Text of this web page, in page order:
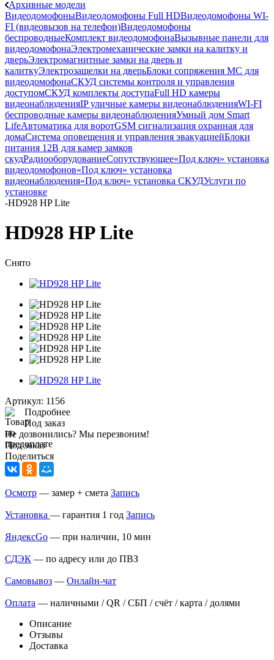
Архивные модели
ВидеодомофоныВидеодомофоны Full HDВидеодомофоны WI-
FI (видеовызов на телефон)Видеодомофоны
беспроводныеКомплект видеодомофонаВызывные панели для
видеодомофонаЭлектромеханические замки на калитку и
дверьЭлектромагнитные замки на дверь и
калиткуЭлектрозащелки на дверьБлоки сопряжения МС для
видеодомофонаСКУД системы контроля и управления
доступомСКУД комплекты доступаFull HD камеры
видеонаблюденияIP уличные камеры видеонаблюденияWI-FI
беспроводные камеры видеонаблюденияУмный дом Smart
LifeАвтоматика для воротGSM сигнализация охранная для
домаCистема оповещения и управления эвакуациейБлоки
питания 12В для камер замков
скудРадиооборудованиеСопутствующее«Под ключ» установка
видеодомофонов«Под ключ» установка
видеонаблюдения«Под ключ» установка СКУДУслуги по
установке
-HD928 HP Lite
HD928 HP Lite
Снято
Артикул: 1156
Подробнее
Под заказ
Не дозвонились? Мы перезвоним!
Под заказ
Поделиться
Осмотр — замер + смета Запись
Установка — гарантия 1 год Запись
ЯндексGo — при наличии, 10 мин
СДЭК — по адресу или до ПВЗ
Самовывоз — Онлайн-чат
Оплата — наличными / QR / СБП / счёт / карта / долями
Описание
Отзывы
Доставка